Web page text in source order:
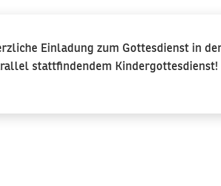
Einladung zum Gottesdienst in
stattfindendem Kindergottesdienst!